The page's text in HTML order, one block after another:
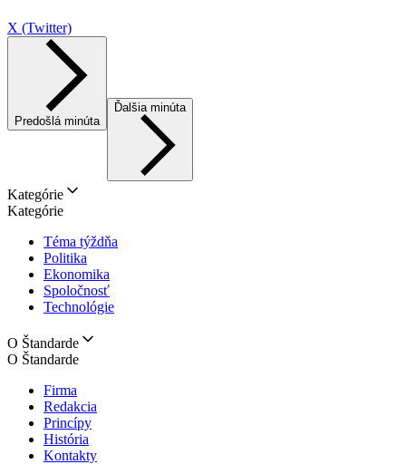
X (Twitter)
Predošlá minúta
Ďalšia minúta
Kategórie
Kategórie
Téma týždňa
Politika
Ekonomika
Spoločnosť
Technológie
O Štandarde
O Štandarde
Firma
Redakcia
Princípy
História
Kontakty